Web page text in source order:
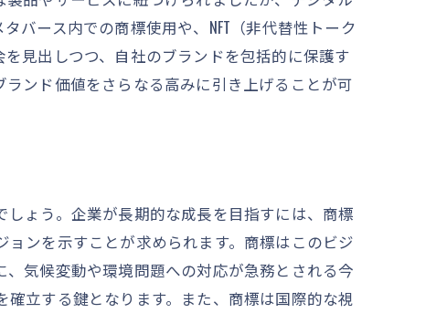
バース内での商標使用や、NFT（非代替性トーク
見出しつつ、自社のブランドを包括的に保護す
ンド価値をさらなる高みに引き上げることが可
ょう。企業が長期的な成長を目指すには、商標
ンを示すことが求められます。商標はこのビジ
気候変動や環境問題への対応が急務とされる今
立する鍵となります。また、商標は国際的な視